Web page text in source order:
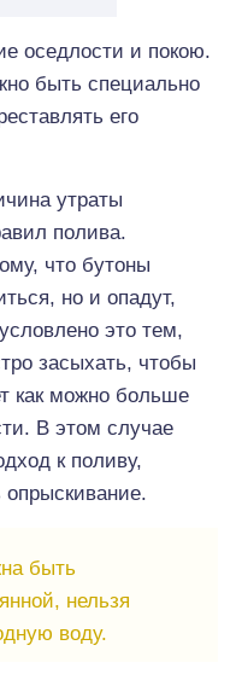
оседлости и покою.
быть специально
его
утраты
полива.
что бутоны
но и опадут,
это тем,
засыхать, чтобы
как можно больше
В этом случае
к поливу,
быть
нельзя
воду.